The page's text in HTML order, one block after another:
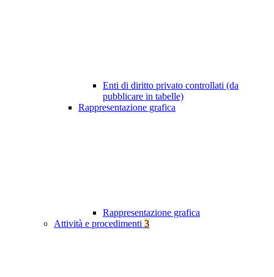
Enti di diritto privato controllati (da
pubblicare in tabelle)
Rappresentazione grafica
Rappresentazione grafica
Attività e procedimenti 3